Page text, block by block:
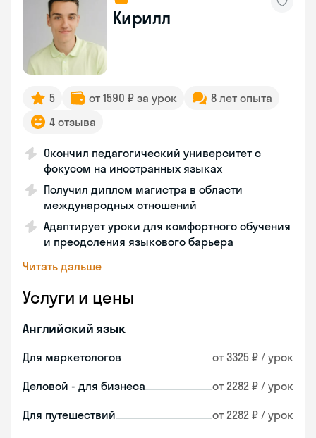
Кирилл
5 от 1590 ₽ за урок
8 лет опыта
4 отзыва
Окончил педагогический университет с
фокусом на иностранных языках
Получил диплом магистра в области
международных отношений
Адаптирует уроки для комфортного обучения
и преодоления языкового барьера
Читать дальше
Услуги и цены
Английский язык
Для маркетологов от 3325 ₽ / урок
Деловой - для бизнеса от 2282 ₽ / урок
Для путешествий от 2282 ₽ / урок